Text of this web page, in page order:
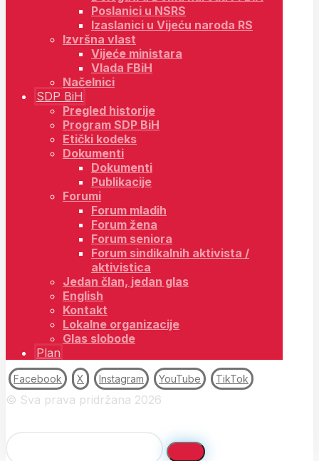
Poslanici u NSRS
Izaslanici u Vijeću naroda RS
Izvršna vlast
Vijeće ministara
Vlada FBiH
Načelnici
SDP BiH
Pregled historije
Program SDP BiH
Etički kodeks
Dokumenti
Dokumenti
Publikacije
Forumi
Forum mladih
Forum žena
Forum seniora
Forum sindikalnih aktivista /
aktivistica
Jedan član, jedan glas
English
Kontakt
Lokalne organizacije
Glas slobode
Plan
Facebook X Instagram YouTube TikTok
© Sva prava pridržana 2026